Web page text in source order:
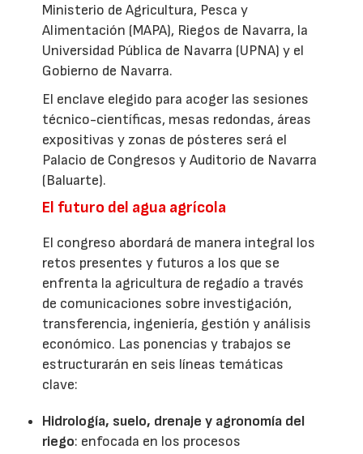
Ministerio de Agricultura, Pesca y
Alimentación (MAPA), Riegos de Navarra, la
Universidad Pública de Navarra (UPNA) y el
Gobierno de Navarra.
El enclave elegido para acoger las sesiones
técnico-científicas, mesas redondas, áreas
expositivas y zonas de pósteres será el
Palacio de Congresos y Auditorio de Navarra
(Baluarte).
El futuro del agua agrícola
El congreso abordará de manera integral los
retos presentes y futuros a los que se
enfrenta la agricultura de regadío a través
de comunicaciones sobre investigación,
transferencia, ingeniería, gestión y análisis
económico. Las ponencias y trabajos se
estructurarán en seis líneas temáticas
clave:
Hidrología, suelo, drenaje y agronomía del
riego: enfocada en los procesos